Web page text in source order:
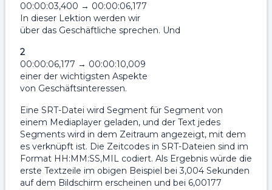
00:00:03,400 → 00:00:06,177
In dieser Lektion werden wir
über das Geschäftliche sprechen. Und
2
00:00:06,177 → 00:00:10,009
einer der wichtigsten Aspekte
von Geschäftsinteressen.
Eine SRT-Datei wird Segment für Segment von
einem Mediaplayer geladen, und der Text jedes
Segments wird in dem Zeitraum angezeigt, mit dem
es verknüpft ist. Die Zeitcodes in SRT-Dateien sind im
Format HH:MM:SS,MIL codiert. Als Ergebnis würde die
erste Textzeile im obigen Beispiel bei 3,004 Sekunden
auf dem Bildschirm erscheinen und bei 6,00177